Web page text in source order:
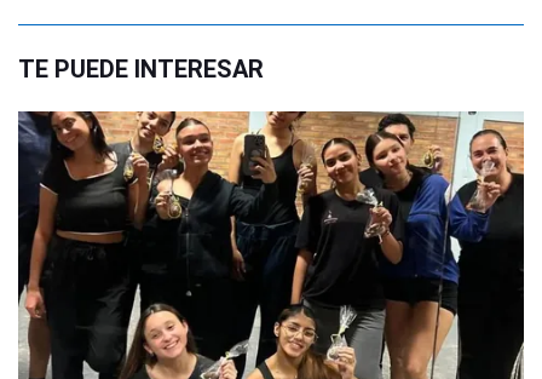
TE PUEDE INTERESAR